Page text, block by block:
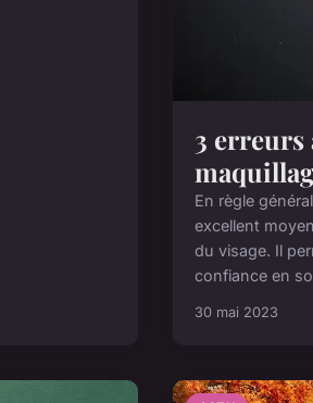
3 erreurs
En règle
excellent
du visage. Il
confiance en
30 mai 2023